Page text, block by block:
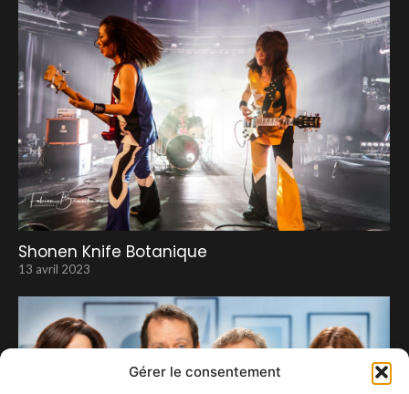
Gérer le consentement
Shonen Knife Botanique
13 avril 2023